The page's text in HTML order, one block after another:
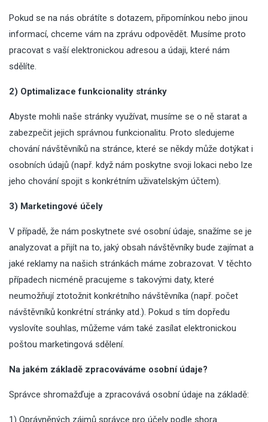
Pokud se na nás obrátíte s dotazem, připomínkou nebo jinou
informací, chceme vám na zprávu odpovědět. Musíme proto
pracovat s vaší elektronickou adresou a údaji, které nám
sdělíte.
2) Optimalizace funkcionality stránky
Abyste mohli naše stránky využívat, musíme se o ně starat a
zabezpečit jejich správnou funkcionalitu. Proto sledujeme
chování návštěvníků na stránce, které se někdy může dotýkat i
osobních údajů (např. když nám poskytne svoji lokaci nebo lze
jeho chování spojit s konkrétním uživatelským účtem).
3) Marketingové účely
V případě, že nám poskytnete své osobní údaje, snažíme se je
analyzovat a přijít na to, jaký obsah návštěvníky bude zajímat a
jaké reklamy na našich stránkách máme zobrazovat. V těchto
případech nicméně pracujeme s takovými daty, které
neumožňují ztotožnit konkrétního návštěvníka (např. počet
návštěvníků konkrétní stránky atd.). Pokud s tím dopředu
vyslovíte souhlas, můžeme vám také zasílat elektronickou
poštou marketingová sdělení.
Na jakém základě zpracováváme osobní údaje?
Správce shromažďuje a zpracovává osobní údaje na základě:
1) Oprávněných zájmů správce pro účely podle shora